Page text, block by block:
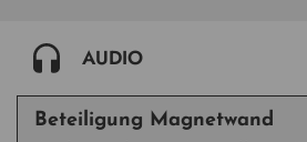
AUDIO
Beteiligung Magnetwand